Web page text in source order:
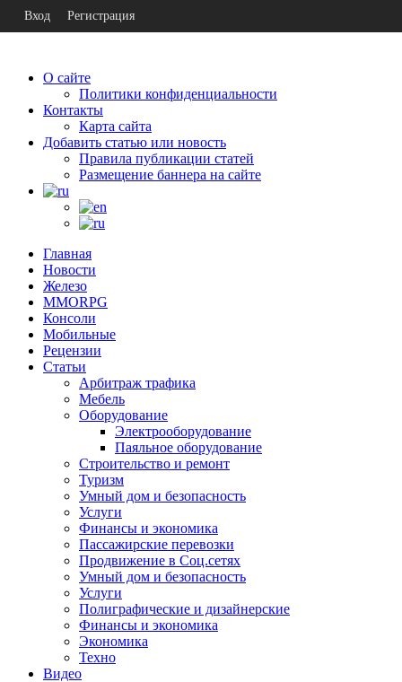
О сайте
Политики конфиденциальности
Контакты
Карта сайта
Добавить статью или новость
Правила публикации статей
Размещение баннера на сайте
Главная
Новости
Железо
MMORPG
Консоли
Мобильные
Рецензии
Статьи
Арбитраж трафика
Мебель
Оборудование
Электрооборудование
Паяльное оборудование
Строительство и ремонт
Туризм
Умный дом и безопасность
Услуги
Финансы и экономика
Пассажирские перевозки
Продвижение в Соц.сетях
Умный дом и безопасность
Услуги
Полиграфические и дизайнерские
Финансы и экономика
Экономика
Техно
Видео
Вход Регистрация